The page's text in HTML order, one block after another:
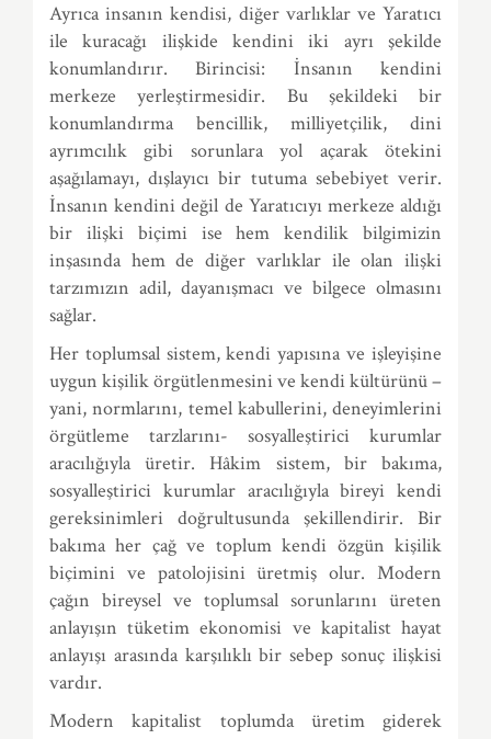
Ayrıca insanın kendisi, diğer varlıklar ve Yaratıcı
ile kuracağı ilişkide kendini iki ayrı şekilde
konumlandırır. Birincisi: İnsanın kendini
merkeze yerleştirmesidir. Bu şekildeki bir
konumlandırma bencillik, milliyetçilik, dini
ayrımcılık gibi sorunlara yol açarak ötekini
aşağılamayı, dışlayıcı bir tutuma sebebiyet verir.
İnsanın kendini değil de Yaratıcıyı merkeze aldığı
bir ilişki biçimi ise hem kendilik bilgimizin
inşasında hem de diğer varlıklar ile olan ilişki
tarzımızın adil, dayanışmacı ve bilgece olmasını
sağlar.
Her toplumsal sistem, kendi yapısına ve işleyişine
uygun kişilik örgütlenmesini ve kendi kültürünü –
yani, normlarını, temel kabullerini, deneyimlerini
örgütleme tarzlarını- sosyalleştirici kurumlar
aracılığıyla üretir. Hâkim sistem, bir bakıma,
sosyalleştirici kurumlar aracılığıyla bireyi kendi
gereksinimleri doğrultusunda şekillendirir. Bir
bakıma her çağ ve toplum kendi özgün kişilik
biçimini ve patolojisini üretmiş olur. Modern
çağın bireysel ve toplumsal sorunlarını üreten
anlayışın tüketim ekonomisi ve kapitalist hayat
anlayışı arasında karşılıklı bir sebep sonuç ilişkisi
vardır.
Modern kapitalist toplumda üretim giderek